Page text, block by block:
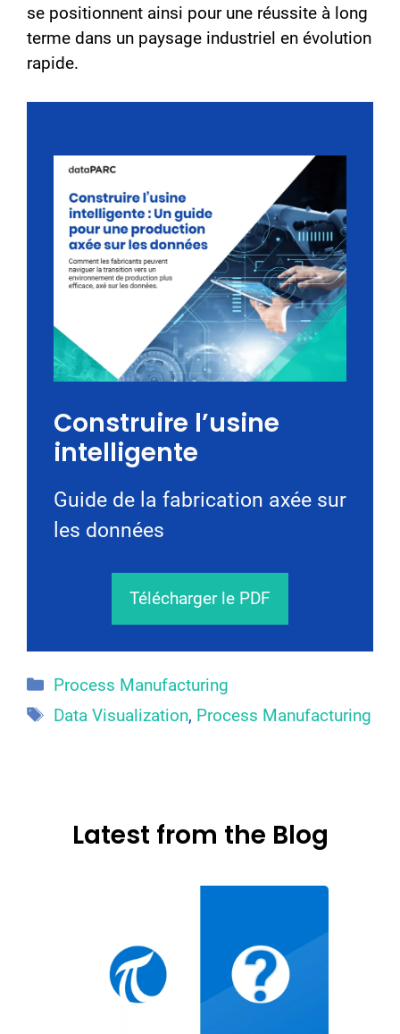
se positionnent ainsi pour une réussite à long
terme dans un paysage industriel en évolution
rapide.
Construire l’usine
intelligente
Guide de la fabrication axée sur
les données
Télécharger le PDF
Catégories
Process Manufacturing
Étiquettes
Data Visualization, Process Manufacturing
Latest from the Blog